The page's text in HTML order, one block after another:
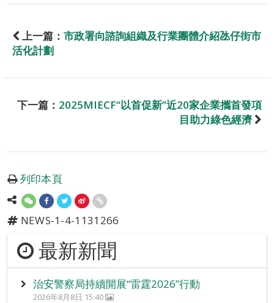
上一篇： 市政署向諮詢組織及行業團體介紹氹仔街市
活化計劃
下一篇： 2025MIECF“以首促新”近20家企業攜首發項
目助力綠色經濟
列印本頁
NEWS-1-4-1131266
最新新聞
治安警察局持續開展“雷霆2026”行動
2026年8月8日 15:40